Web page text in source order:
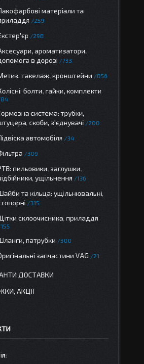
матеріали та
259
298
ароматизатори,
в дорозі
733
такелаж, кронштейни 856
болти, гайки, комплекти
84
система: трубки,
скоби, з'єднувачі
200
автомобіля 34
309
пильовики, заглушки,
ущільнення
136
та кільца: ущільнювальні,
315
склоочисника, приладдя
155
патрубки 300
запчастини VAG 21
ДОСТАВКИ
АКЦІЇ